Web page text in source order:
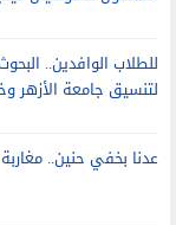
للطلاب الوافدين..
لتنسيق جامعة الأزهر
عدنا بخفي حنين..